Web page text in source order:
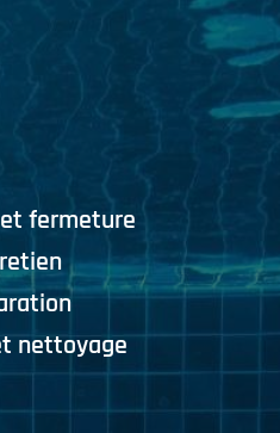
fermeture
nettoyage